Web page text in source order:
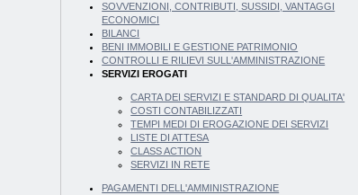
SOVVENZIONI, CONTRIBUTI, SUSSIDI, VANTAGGI
ECONOMICI
BILANCI
BENI IMMOBILI E GESTIONE PATRIMONIO
CONTROLLI E RILIEVI SULL'AMMINISTRAZIONE
SERVIZI EROGATI
CARTA DEI SERVIZI E STANDARD DI QUALITA'
COSTI CONTABILIZZATI
TEMPI MEDI DI EROGAZIONE DEI SERVIZI
LISTE DI ATTESA
CLASS ACTION
SERVIZI IN RETE
PAGAMENTI DELL'AMMINISTRAZIONE